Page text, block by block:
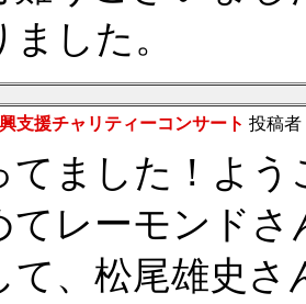
ました。
支援チャリティーコンサート 投稿者
てました！よう
てレーモンド
て、松尾雄史